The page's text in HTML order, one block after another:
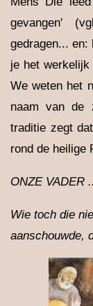
gevangen'
gedragen... en:
je het werkelijk
We weten het
naam van de
traditie zegt
rond de heilige
ONZE VADER
Wie toch die
aanschouwde,